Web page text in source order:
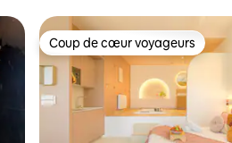
Coup de cœur voyageurs
Coup de cœur voyageurs